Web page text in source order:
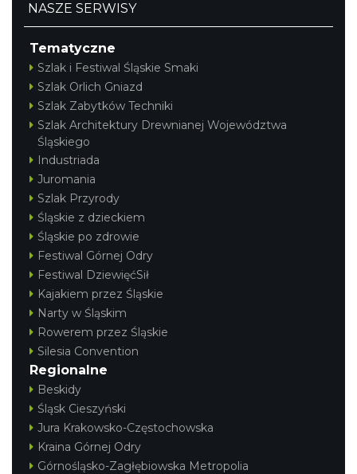
NASZE SERWISY
Tematyczne
Szlak i Festiwal Śląskie Smaki
Szlak Orlich Gniazd
Szlak Zabytków Techniki
Szlak Architektury Drewnianej Województwa
Śląskiego
Industriada
Juromania
Szlak Przyrody
Śląskie z dzieckiem
Śląskie po zdrowie
Festiwal Górnej Odry
Festiwal DziewięćSił
Kajakiem przez Śląskie
Narty w Śląskim
Rowerem przez Śląskie
Silesia Convention
Regionalne
Beskidy
Śląsk Cieszyński
Jura Krakowsko-Częstochowska
Kraina Górnej Odry
Górnośląsko-Zagłębiowska Metropolia